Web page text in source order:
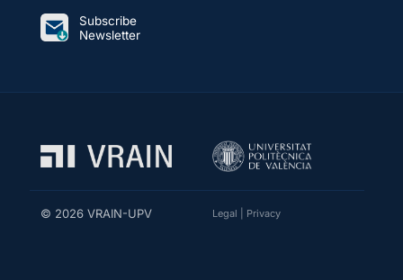
Subscribe
Newsletter
© 2026 VRAIN-UPV Legal Privacy